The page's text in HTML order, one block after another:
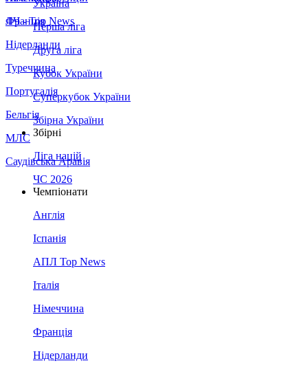
Франція
Нідерланди
Туреччина
Португалія
Бельгія
МЛС
Саудівська Аравія
ЛЧ - Top News
Україна
Перша ліга
Друга ліга
Кубок України
Суперкубок України
Збірна України
Збірні
Ліга націй
ЧС 2026
Чемпіонати
Англія
Іспанія
АПЛ Top News
Італія
Німеччина
Франція
Нідерланди